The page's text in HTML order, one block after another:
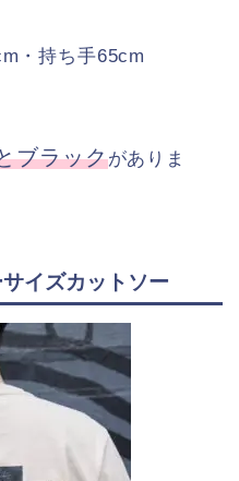
・持ち手65cm
ブラックがありま
イズカットソー